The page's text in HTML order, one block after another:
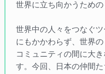
世界に立ち向かうための
世界中の人々をつなぐ
にもかかわらず、世界
コミュニティの間に大
す。今回、日本の仲間